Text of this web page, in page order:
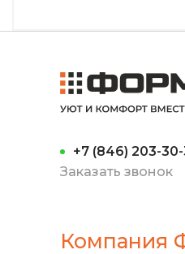
+7 (846) 203-
Заказать звонок
Компания